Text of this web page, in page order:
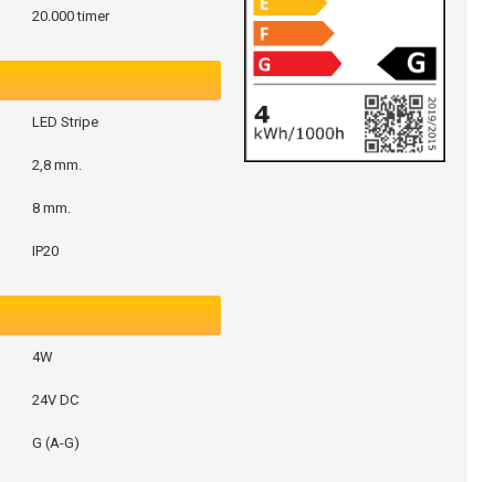
20.000 timer
LED Stripe
2,8 mm.
8 mm.
IP20
4W
24V DC
G (A-G)